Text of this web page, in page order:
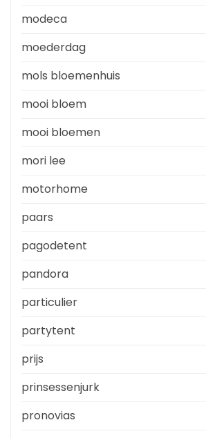
modeca
moederdag
mols bloemenhuis
mooi bloem
mooi bloemen
mori lee
motorhome
paars
pagodetent
pandora
particulier
partytent
prijs
prinsessenjurk
pronovias